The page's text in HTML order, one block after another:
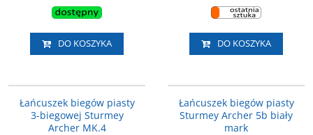
DO KOSZYKA DO KOSZYKA
Łańcuszek biegów piasty
3-biegowej Sturmey
Archer MK.4
Łańcuszek biegów piasty
Sturmey Archer 5b biały
mark